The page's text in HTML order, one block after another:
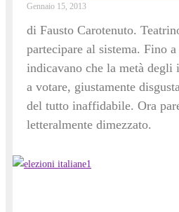
Gennaio 15, 2013
di Fausto Carotenuto.
partecipare al sistema. Fino a
indicavano che la metà degli
a votare, giustamente
del tutto inaffidabile. Ora
letteralmente dimezzato.